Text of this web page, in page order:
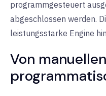
programmgesteuert
abgeschlossen werden.
leistungsstarke Engine
Von